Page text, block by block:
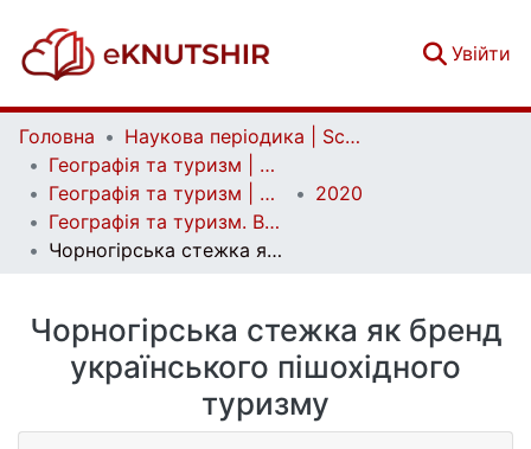
Увійти
Головна
Наукова періодика | Scientific periodicals
Географія та туризм | Geography and tourism
Географія та туризм | Geography and tourism
2020
Географія та туризм. Випуск 57
Чорногірська стежка як бренд українського пішохідного туризму
Чорногірська стежка як бренд
українського пішохідного
туризму